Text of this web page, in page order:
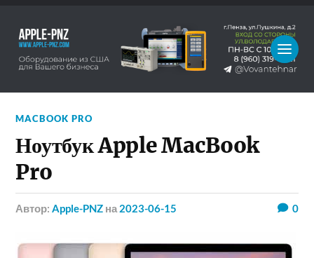
MACBOOK PRO
Ноутбук Apple MacBook
Pro
Автор:Apple-PNZ на 2023-06-15 0